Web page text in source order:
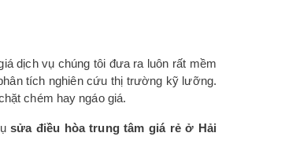
dịch vụ chúng tôi đưa ra luôn rất mềm
tích nghiên cứu thị trường kỹ lưỡng.
chém hay ngáo giá.
sửa điều hòa trung tâm giá rẻ ở Hải